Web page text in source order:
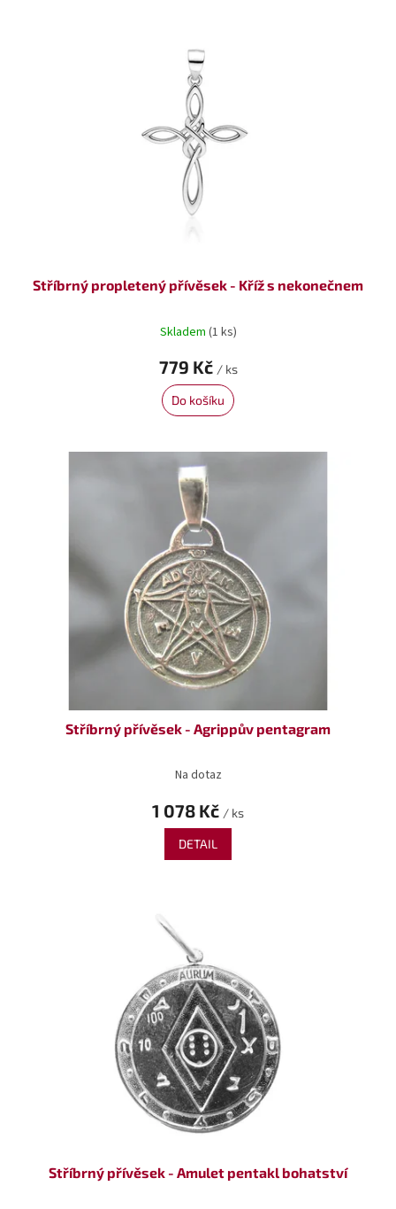
Stříbrný propletený přívěsek - Kříž s nekonečnem
Skladem (1 ks)
779 Kč / ks
Do košíku
Stříbrný přívěsek - Agrippův pentagram
Na dotaz
1 078 Kč / ks
DETAIL
Stříbrný přívěsek - Amulet pentakl bohatství